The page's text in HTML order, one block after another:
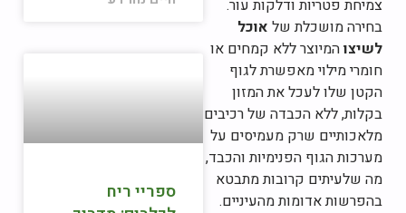
צמיחת פטריות ודלקות עור.
בחירה מושכלת של אוכל
לשיצוהמיוצר ללא קמחים או
חומרי מילוי מאפשרת לגוף
הקטן שלו לעכל את המזון
בקלות, ללא הכבדה של רכיבים
מלאכותיים שרק מעמיסים על
מערכות הגוף הפנימיות והכבד,
מה שלעיתים קרובות מתבטא
בהפרשות אדומות מהעיניים.
ספריי ריח